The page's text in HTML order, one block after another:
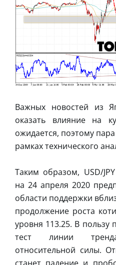
Важных новостей из
оказать влияние на
ожидается, поэтому
рамках технического
Таким образом, USD/
на 24 апреля 2020
области поддержки
продолжение роста
уровня 113.25. В
тест линии
относительной силы.